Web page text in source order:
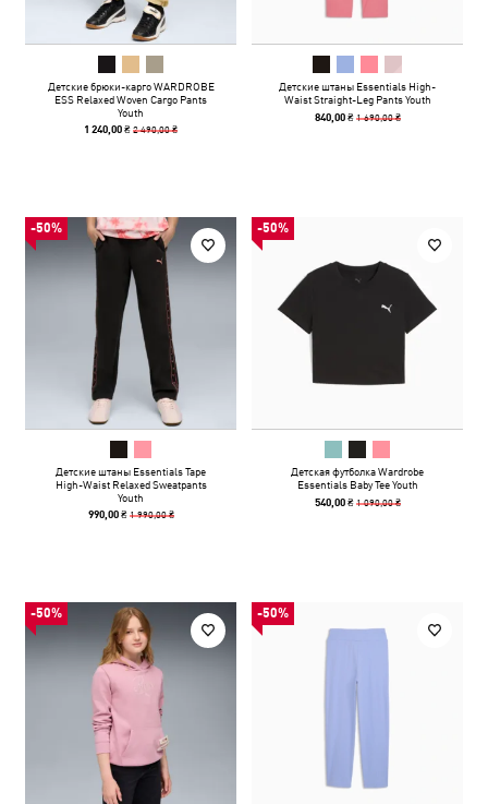
Детские брюки-карго WARDROBE
ESS Relaxed Woven Cargo Pants
Youth
1 240,00 ₴2 490,00 ₴
Детские штаны Essentials High-
Waist Straight-Leg Pants Youth
840,00 ₴ 1 690,00 ₴
-50%
Детские штаны Essentials Tape
High-Waist Relaxed Sweatpants
Youth
990,00 ₴ 1 990,00 ₴
-50%
Детская футболка Wardrobe
Essentials Baby Tee Youth
540,00 ₴ 1 090,00 ₴
-50% -50%